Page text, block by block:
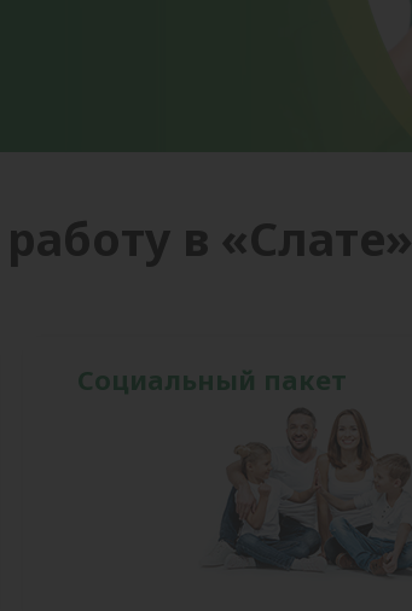
в «Слате»
Социальный пакет